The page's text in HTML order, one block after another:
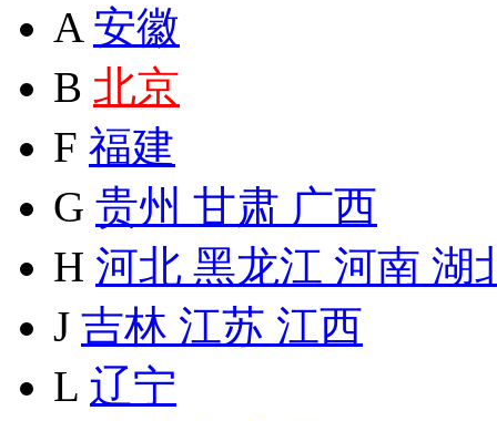
A 安徽
B 北京
F 福建
G 贵州 甘肃 广西
H 河北 黑龙江 河南 湖
J 吉林 江苏 江西
L 辽宁